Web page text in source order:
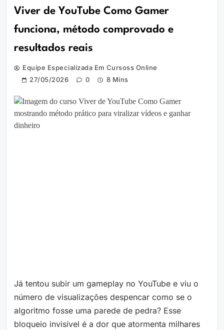
Viver de YouTube Como Gamer
funciona, método comprovado e
resultados reais
Equipe Especializada Em Cursoss Online
27/05/2026
0 8 Mins
Já tentou subir um gameplay no YouTube e viu o
número de visualizações despencar como se o
algoritmo fosse uma parede de pedra? Esse
bloqueio invisível é a dor que atormenta milhares